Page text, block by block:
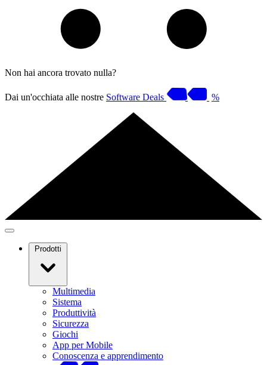
Non hai ancora trovato nulla?
Dai un'occhiata alle nostre Software Deals %
Prodotti
Multimedia
Sistema
Produttività
Sicurezza
Giochi
App per Mobile
Conoscenza e apprendimento